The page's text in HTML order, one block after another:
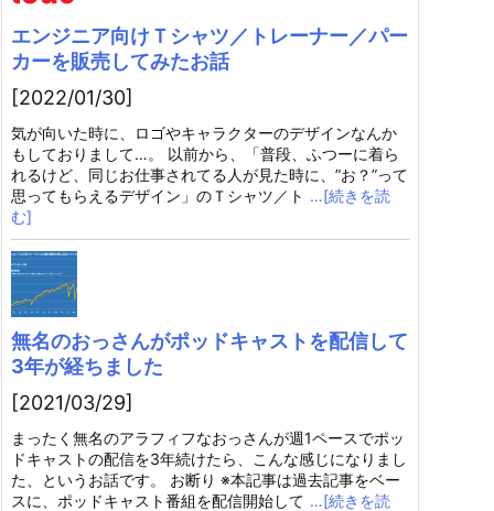
エンジニア向けＴシャツ／トレーナー／パー
カーを販売してみたお話
[2022/01/30]
気が向いた時に、ロゴやキャラクターのデザインなんか
もしておりまして…。 以前から、「普段、ふつーに着ら
れるけど、同じお仕事されてる人が見た時に、”お？”って
思ってもらえるデザイン」のＴシャツ／ト …[続きを読
む]
無名のおっさんがポッドキャストを配信して
3年が経ちました
[2021/03/29]
まったく無名のアラフィフなおっさんが週1ペースでポッ
ドキャストの配信を3年続けたら、こんな感じになりまし
た、というお話です。 お断り ※本記事は過去記事をベー
スに、ポッドキャスト番組を配信開始して …[続きを読